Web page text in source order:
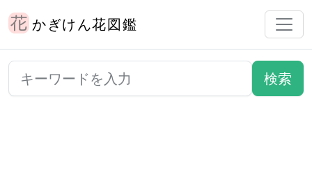
かぎけん花図鑑